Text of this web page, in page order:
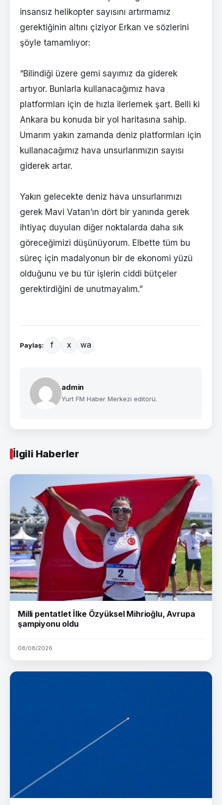
insansız helikopter sayısını artırmamız
gerektiğinin altını çiziyor Erkan ve sözlerini
şöyle tamamlıyor:
“Bilindiği üzere gemi sayımız da giderek
artıyor. Bunlarla kullanacağımız hava
platformları için de hızla ilerlemek şart. Belli ki
Ankara bu konuda bir yol haritasına sahip.
Umarım yakın zamanda deniz platformları için
kullanacağımız hava unsurlarımızın sayısı
giderek artar.
Yakın gelecekte deniz hava unsurlarımızı
gerek Mavi Vatan’ın dört bir yanında gerek
ihtiyaç duyulan diğer noktalarda daha sık
göreceğimizi düşünüyorum. Elbette tüm bu
süreç için madalyonun bir de ekonomi yüzü
olduğunu ve bu tür işlerin ciddi bütçeler
gerektirdiğini de unutmayalım.”
Paylaş: f x wa
admin
Yurt FM Haber Merkezi editörü.
İlgili Haberler
Milli pentatlet İlke Özyüksel Mihrioğlu, Avrupa
şampiyonu oldu
08/08/2026